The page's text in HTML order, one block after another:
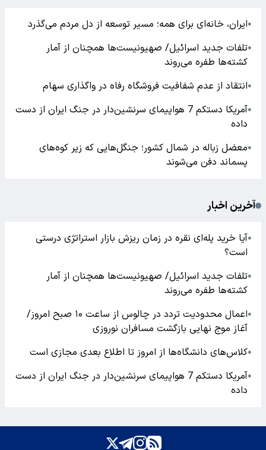
●ایران، خانه‌ای برای همه؛ مسیر توسعه از دل مردم می‌گذرد
●تلفات جدید اسرائیل/ صهیونیست‌ها همچنان از آمار
کشته‌ها طفره می‌روند
●انتقاد از عدم شفافیت فروشگاه رفاه در واگذاری سهام
●
آمریکا دستکم 7 هواپیمای سرنشین‌دار در جنگ ایران از دست
داده
●معضل زباله در شمال کشور؛ جنگل‌هایی که زیر کوه‌های
پسماند دفن می‌شوند
آخرین اخبار
●آیا خرید پله‌ای نقره در زمان ریزش بازار استراتژی درستی
است؟
●تلفات جدید اسرائیل/ صهیونیست‌ها همچنان از آمار
کشته‌ها طفره می‌روند
●
اعمال محدودیت تردد در چالوس از ساعت ۱۰ صبح امروز/
آغاز موج نهایی بازگشت مسافران نوروزی
●کلاس‌های دانشگاه‌ها از امروز تا اطلاع بعدی مجازی است
●
آمریکا دستکم 7 هواپیمای سرنشین‌دار در جنگ ایران از دست
داده